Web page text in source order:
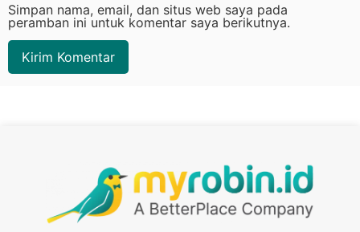
Simpan nama, email, dan situs web saya pada
peramban ini untuk komentar saya berikutnya.